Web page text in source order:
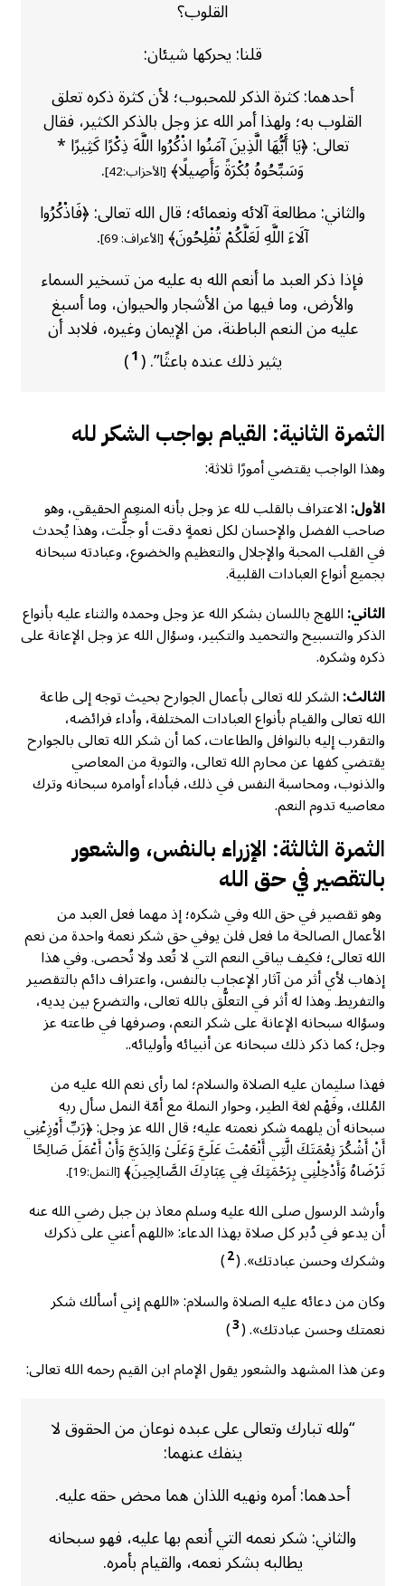
القلوب؟
قلنا: يحركها شيئان:
أحدهما: كثرة الذكر للمحبوب؛ لأن كثرة ذكره تعلق
القلوب به؛ ولهذا أمر الله عز وجل بالذكر الكثير، فقال
تعالى: ﴿يَا أَيُّهَا الَّذِينَ آمَنُوا اذْكُرُوا اللَّهَ ذِكْرًا كَثِيرًا *
وَسَبِّحُوهُ بُكْرَةً وَأَصِيلًا﴾ [الأحزاب:42]
.
والثاني: مطالعة آلائه ونعمائه؛ قال الله تعالى: ﴿فَاذْكُرُوا
آلَاءَ اللَّهِ لَعَلَّكُمْ تُفْلِحُونَ﴾ [الأعراف: 69]
.
فإذا ذكر العبد ما أنعم الله به عليه من تسخير السماء
والأرض، وما فيها من الأشجار والحيوان، وما أسبغ
عليه من النعم الباطنة، من الإيمان وغيره، فلابد أن
يثير ذلك عنده باعثًا”. (1
)
الثمرة الثانية: القيام بواجب الشكر لله
وهذا الواجب يقتضي أمورًا ثلاثة:
الأول:الاعتراف بالقلب لله عز وجل بأنه المنعِم الحقيقي، وهو
صاحب الفضل والإحسان لكل نعمةٍ دقت أو جلَّت، وهذا يُحدث
في القلب المحبة والإجلال والتعظيم والخضوع، وعبادته سبحانه
بجميع أنواع العبادات القلبية.
الثاني:اللهج باللسان بشكر الله عز وجل وحمده والثناء عليه بأنواع
الذكر والتسبيح والتحميد والتكبير، وسؤال الله عز وجل الإعانة على
ذكره وشكره.
الثالث:الشكر لله تعالى بأعمال الجوارح بحيث توجه إلى طاعة
الله تعالى والقيام بأنواع العبادات المختلفة، وأداء فرائضه،
والتقرب إليه بالنوافل والطاعات، كما أن شكر الله تعالى بالجوارح
يقتضي كفها عن محارم الله تعالى، والتوبة من المعاصي
والذنوب، ومحاسبة النفس في ذلك، فبأداء أوامره سبحانه وترك
معاصيه تدوم النعم.
الثمرة الثالثة: الإزراء بالنفس، والشعور
بالتقصير في حق الله
وهو تقصير في حق الله وفي شكره؛ إذ مهما فعل العبد من
الأعمال الصالحة ما فعل فلن يوفي حق شكر نعمة واحدة من نعم
الله تعالى؛ فكيف بباقي النعم التي لا تُعد ولا تُحصى. وفي هذا
إذهاب لأي أثر من آثار الإعجاب بالنفس، واعتراف دائم بالتقصير
والتفريط. وهذا له أثر في التعلُّق بالله تعالى، والتضرع بين يديه،
وسؤاله سبحانه الإعانة على شكر النعم، وصرفها في طاعته عز
وجل؛ كما ذكر ذلك سبحانه عن أنبيائه وأوليائه..
فهذا سليمان عليه الصلاة والسلام؛ لما رأى نعم الله عليه من
المُلك، وفَهْم لغة الطير، وحوار النملة مع أمّة النمل سأل ربه
سبحانه أن يلهمه شكر نعمته عليه؛ قال الله عز وجل: ﴿رَبِّ أَوْزِعْنِي
أَنْ أَشْكُرَ نِعْمَتَكَ الَّتِي أَنْعَمْتَ عَلَيَّ وَعَلَىٰ وَالِدَيَّ وَأَنْ أَعْمَلَ صَالِحًا
تَرْضَاهُ وَأَدْخِلْنِي بِرَحْمَتِكَ فِي عِبَادِكَ الصَّالِحِينَ﴾[النمل:19]
.
وأرشد الرسول صلى الله عليه وسلم معاذ بن جبل رضي الله عنه
أن يدعو في دُبر كل صلاة بهذا الدعاء: «اللهم أعني على ذكرك
وشكرك وحسن عبادتك». (2
)
وكان من دعائه عليه الصلاة والسلام: «اللهم إني أسألك شكر
نعمتك وحسن عبادتك». (3
)
وعن هذا المشهد والشعور يقول الإمام ابن القيم رحمه الله تعالى:
“ولله تبارك وتعالى على عبده نوعان من الحقوق لا
ينفك عنهما:
أحدهما: أمره ونهيه اللذان هما محض حقه عليه.
والثاني: شكر نعمه التي أنعم بها عليه، فهو سبحانه
يطالبه بشكر نعمه، والقيام بأمره.